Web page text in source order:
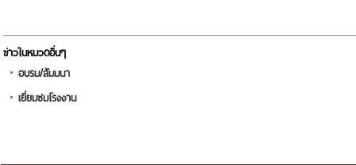
ข่าวในหมวดอื่นๆ
อบรม/สัมมนา
เยี่ยมชมโรงงาน